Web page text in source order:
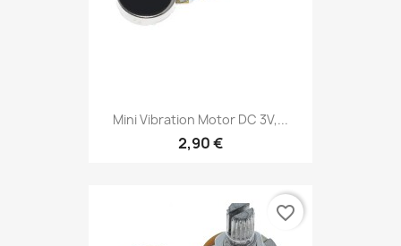
Mini Vibration Motor DC 3V,...
2,90 €
favorite_border